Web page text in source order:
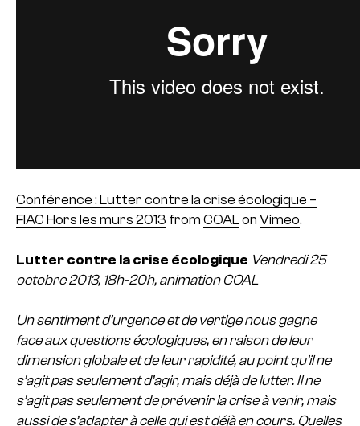
Conférence : Lutter contre la crise écologique –
FIAC Hors les murs 2013 from COALon Vimeo.
Lutter contre la crise écologique Vendredi 25
octobre 2013, 18h-20h, animation COAL
Un sentiment d’urgence et de vertige nous gagne
face aux questions écologiques, en raison de leur
dimension globale et de leur rapidité, au point qu’il ne
s’agit pas seulement d’agir, mais déjà de lutter. Il ne
s’agit pas seulement de prévenir la crise à venir, mais
aussi de s’adapter à celle qui est déjà en cours. Quelles